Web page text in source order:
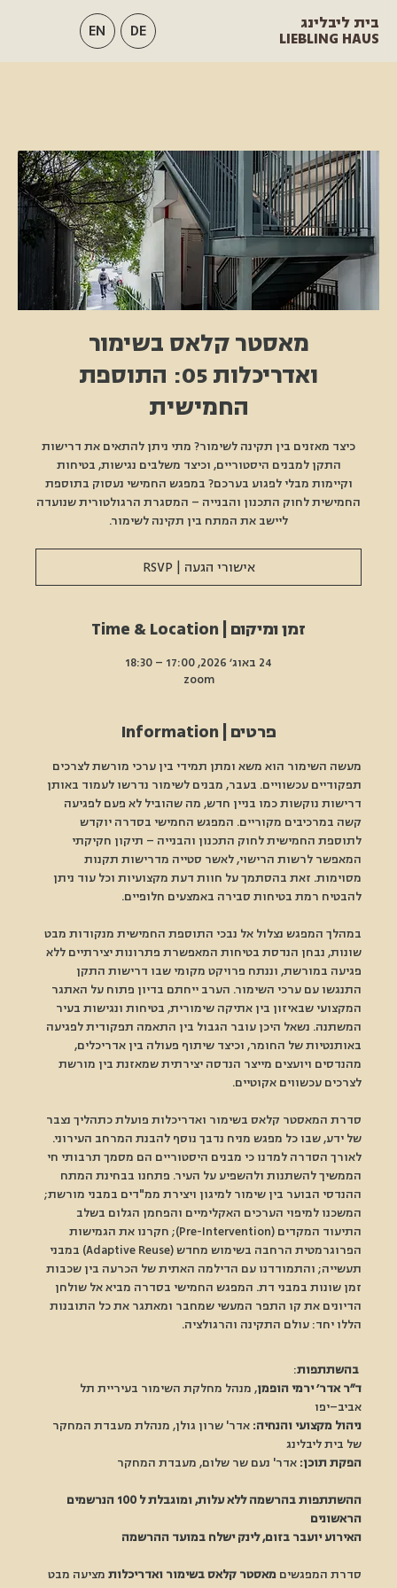
בית ליבלינג
LIEBLING HAUS
EN DE
מאסטר קלאס בשימור
ואדריכלות 05: התוספת
החמישית
כיצד מאזנים בין תקינה לשימור? מתי ניתן להתאים את דרישות
התקן למבנים היסטוריים, וכיצד משלבים נגישות, בטיחות
וקיימות מבלי לפגוע בערכם? במפגש החמישי נעסוק בתוספת
החמישית לחוק התכנון והבנייה – המסגרת הרגולטורית שנועדה
ליישב את המתח בין תקינה לשימור.
אישורי הגעה | RSVP
זמן ומיקום | Time & Location
24 באוג׳ 2026, 17:00 – 18:30
zoom
פרטים | Information
מעשה השימור הוא משא ומתן תמידי בין ערכי מורשת לצרכים
תפקודיים עכשוויים. בעבר, מבנים לשימור נדרשו לעמוד באותן
דרישות נוקשות כמו בניין חדש, מה שהוביל לא פעם לפגיעה
קשה במרכיבים מקוריים. המפגש החמישי בסדרה יוקדש
לתוספת החמישית לחוק התכנון והבנייה – תיקון חקיקתי
המאפשר לרשות הרישוי, לאשר סטייה מדרישות תקנות
מסוימות. זאת בהסתמך על חוות דעת מקצועיות וכל עוד ניתן
להבטיח רמת בטיחות סבירה באמצעים חלופיים.
במהלך המפגש נצלול אל נבכי התוספת החמישית מנקודות מבט
שונות, נבחן הנדסת בטיחות המאפשרת פתרונות יצירתיים ללא
פגיעה במורשת, וננתח פרויקט מקומי שבו דרישות התקן
התנגשו עם ערכי השימור. הערב ייחתם בדיון פתוח על האתגר
המקצועי שבאיזון בין אתיקה שימורית, בטיחות ונגישות בעיר
המשתנה. נשאל היכן עובר הגבול בין התאמה תפקודית לפגיעה
באותנטיות של החומר, וכיצד שיתוף פעולה בין אדריכלים,
מהנדסים ויועצים מייצר הנדסה יצירתית שמאזנת בין מורשת
לצרכים עכשווים אקוטיים.
סדרת המאסטר קלאס בשימור ואדריכלות פועלת כתהליך נצבר
של ידע, שבו כל מפגש מניח נדבך נוסף להבנת המרחב העירוני.
לאורך הסדרה למדנו כי מבנים היסטוריים הם מסמך תרבותי חי
הממשיך להשתנות ולהשפיע על העיר. פתחנו בבחינת המתח
ההנדסי הבוער בין שימור למיגון ויצירת ממ"דים במבני מורשת;
המשכנו למיפוי הערכים האקלימיים והפחמן הגלום בשלב
התיעוד המקדים (Pre-Intervention); חקרנו את הגמישות
הפרוגרמטית הרחבה בשימוש מחדש (Adaptive Reuse) במבני
תעשייה; והתמודדנו עם הדילמה האתית של הכרעה בין שכבות
זמן שונות במבני דת. המפגש החמישי בסדרה מביא אל שולחן
הדיונים את קו התפר המעשי שמחבר ומאתגר את כל התובנות
הללו יחד: עולם התקינה והרגולציה.
בהשתתפות:
ד״ר אדר׳ ירמי הופמן, מנהל מחלקת השימור בעיריית תל
אביב–יפו
ניהול מקצועי והנחיה: אדר' שרון גולן, מנהלת מעבדת המחקר
של בית ליבלינג
הפקת תוכן: אדר' נעם שר שלום, מעבדת המחקר
ההשתתפות בהרשמה ללא עלות, ומוגבלת ל 100 הנרשמים
הראשונים
האירוע יועבר בזום, לינק ישלח במועד ההרשמה
סדרת המפגשים מאסטר קלאס בשימור ואדריכלות מציעה מבט